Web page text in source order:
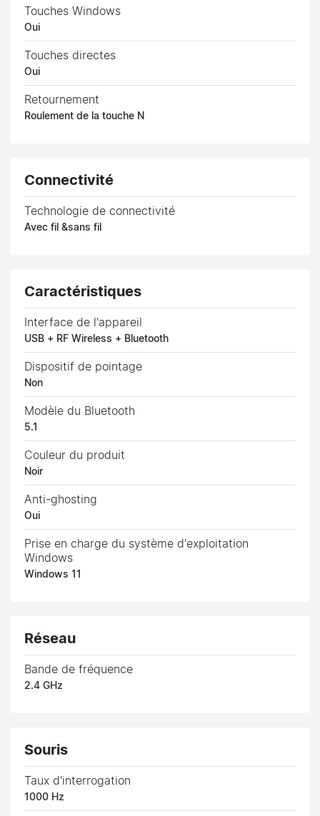
Touches Windows
Oui
Touches directes
Oui
Retournement
Roulement de la touche N
Connectivité
Technologie de connectivité
Avec fil &sans fil
Caractéristiques
Interface de l'appareil
USB + RF Wireless + Bluetooth
Dispositif de pointage
Non
Modèle du Bluetooth
5.1
Couleur du produit
Noir
Anti-ghosting
Oui
Prise en charge du système d'exploitation
Windows
Windows 11
Réseau
Bande de fréquence
2.4 GHz
Souris
Taux d'interrogation
1000 Hz